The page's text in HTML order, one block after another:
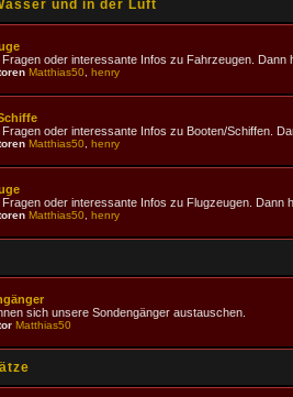
und in der Luft
Fragen oder interessante Infos zu Fahrzeugen. Dann
Matthias50, henry
Fragen oder interessante Infos zu Booten/Schiffen.
Matthias50, henry
Fragen oder interessante Infos zu Flugzeugen. Dann
Matthias50, henry
sich unsere Sondengänger austauschen.
Matthias50